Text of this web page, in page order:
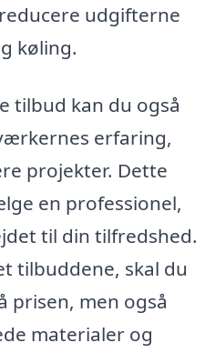
udgifterne
køling.
tilbud kan du også
erfaring,
projekter. Dette
en professionel,
til din tilfredshed.
tilbuddene, skal du
prisen, men også
materialer og